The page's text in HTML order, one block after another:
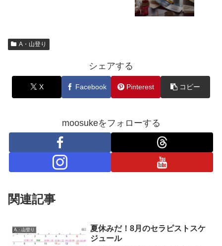
A・山登り
シェアする
X Facebook Pinterest コピー
moosukeをフォローする
関連記事
A・山登り
夏休みだ！8月のセラピストスケ
ジュール